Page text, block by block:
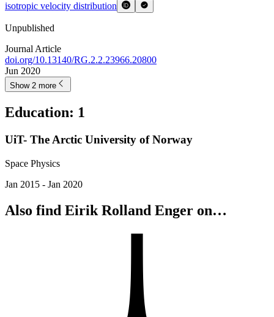
isotropic velocity distribution
Unpublished
Journal Article
doi.org/10.13140/RG.2.2.23966.20800
Jun 2020
Show 2 more
Education: 1
UiT- The Arctic University of Norway
Space Physics
Jan 2015 - Jan 2020
Also find Eirik Rolland Enger on…